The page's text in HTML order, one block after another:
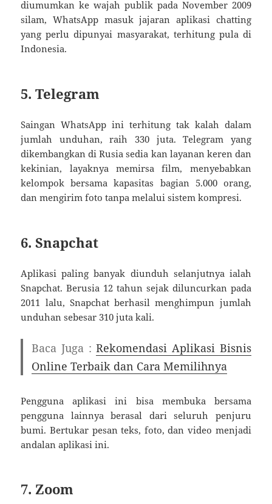
diumumkan ke wajah publik pada November 2009
silam, WhatsApp masuk jajaran aplikasi chatting
yang perlu dipunyai masyarakat, terhitung pula di
Indonesia.
5. Telegram
Saingan WhatsApp ini terhitung tak kalah dalam
jumlah unduhan, raih 330 juta. Telegram yang
dikembangkan di Rusia sedia kan layanan keren dan
kekinian, layaknya memirsa film, menyebabkan
kelompok bersama kapasitas bagian 5.000 orang,
dan mengirim foto tanpa melalui sistem kompresi.
6. Snapchat
Aplikasi paling banyak diunduh selanjutnya ialah
Snapchat. Berusia 12 tahun sejak diluncurkan pada
2011 lalu, Snapchat berhasil menghimpun jumlah
unduhan sebesar 310 juta kali.
Baca Juga :Rekomendasi Aplikasi Bisnis
Online Terbaik dan Cara Memilihnya
Pengguna aplikasi ini bisa membuka bersama
pengguna lainnya berasal dari seluruh penjuru
bumi. Bertukar pesan teks, foto, dan video menjadi
andalan aplikasi ini.
7. Zoom